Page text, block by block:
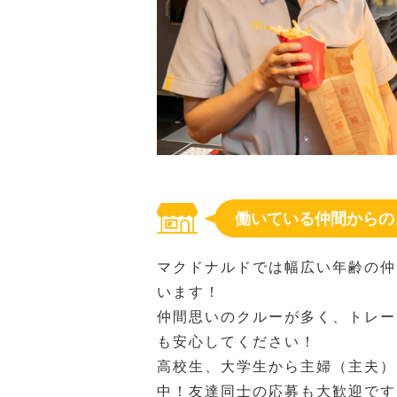
働いている仲間から
マクドナルドでは幅広い年齢の
います！
仲間思いのクルーが多く、トレ
も安心してください！
高校生、大学生から主婦（主夫
中！友達同士の応募も大歓迎で